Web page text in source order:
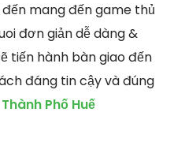
mang đến game thủ
đơn giản dễ dàng &
tiến hành bàn giao đến
đáng tin cậy và đúng
Phố Huế